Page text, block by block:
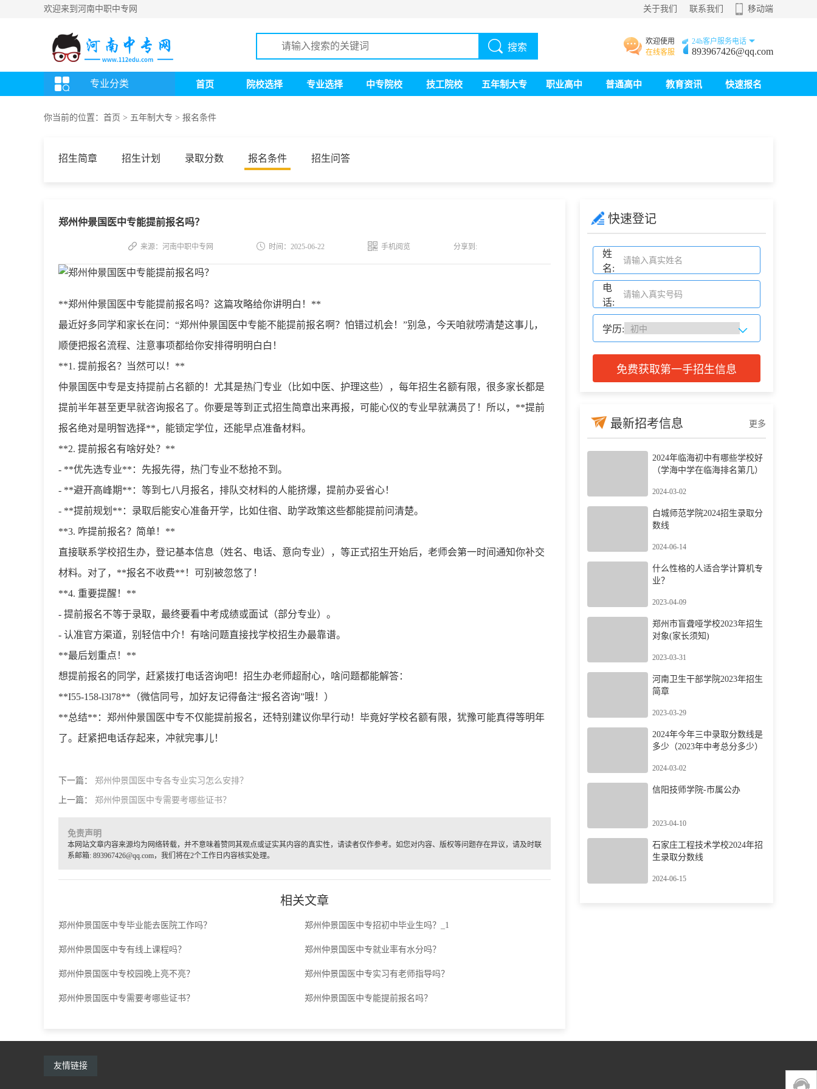
欢迎来到河南中职中专网 关于我们 联系我们 移动端
搜索
欢迎使用
在线客服
24h客户服务电话
893967426@qq.com
专业分类 首页 院校选择 专业选择 中专院校 技工院校 五年制大专 职业高中 普通高中 教育资讯 快速报名
你当前的位置： 首页 > 五年制大专 > 报名条件
招生简章 招生计划 录取分数 报名条件 招生问答
郑州仲景国医中专能提前报名吗？
来源：河南中职中专网 时间：2025-06-22 手机阅览 分享到:
**郑州仲景国医中专能提前报名吗？这篇攻略给你讲明白！**
最近好多同学和家长在问：“郑州仲景国医中专能不能提前报名啊？怕错过机会！”别急，今天咱就唠清楚这事儿，
顺便把报名流程、注意事项都给你安排得明明白白！
**1. 提前报名？当然可以！**
仲景国医中专是支持提前占名额的！尤其是热门专业（比如中医、护理这些），每年招生名额有限，很多家长都是
提前半年甚至更早就咨询报名了。你要是等到正式招生简章出来再报，可能心仪的专业早就满员了！所以，**提前
报名绝对是明智选择**，能锁定学位，还能早点准备材料。
**2. 提前报名有啥好处？**
- **优先选专业**：先报先得，热门专业不愁抢不到。
- **避开高峰期**：等到七八月报名，排队交材料的人能挤爆，提前办妥省心！
- **提前规划**：录取后能安心准备开学，比如住宿、助学政策这些都能提前问清楚。
**3. 咋提前报名？简单！**
直接联系学校招生办，登记基本信息（姓名、电话、意向专业），等正式招生开始后，老师会第一时间通知你补交
材料。对了，**报名不收费**！可别被忽悠了！
**4. 重要提醒！**
- 提前报名不等于录取，最终要看中考成绩或面试（部分专业）。
- 认准官方渠道，别轻信中介！有啥问题直接找学校招生办最靠谱。
**最后划重点！**
想提前报名的同学，赶紧拨打电话咨询吧！招生办老师超耐心，啥问题都能解答：
**I55-158-l3l78**（微信同号，加好友记得备注“报名咨询”哦！）
**总结**：郑州仲景国医中专不仅能提前报名，还特别建议你早行动！毕竟好学校名额有限，犹豫可能真得等明年
了。赶紧把电话存起来，冲就完事儿！
下一篇： 郑州仲景国医中专各专业实习怎么安排？
上一篇： 郑州仲景国医中专需要考哪些证书？
免责声明
本网站文章内容来源均为网络转载，并不意味着赞同其观点或证实其内容的真实性，请读者仅作参考。如您对内容、版权等问题存在异议，请及时联
系邮箱: 893967426@qq.com，我们将在2个工作日内容核实处理。
相关文章
郑州仲景国医中专毕业能去医院工作吗？ 郑州仲景国医中专招初中毕业生吗？_1
郑州仲景国医中专有线上课程吗？ 郑州仲景国医中专就业率有水分吗？
郑州仲景国医中专校园晚上亮不亮？ 郑州仲景国医中专实习有老师指导吗？
郑州仲景国医中专需要考哪些证书？ 郑州仲景国医中专能提前报名吗？
快速登记
姓
名:
电
话:
学历:
免费获取第一手招生信息
最新招考信息 更多
2024年临海初中有哪些学校好
（学海中学在临海排名第几）
2024-03-02
白城师范学院2024招生录取分
数线
2024-06-14
什么性格的人适合学计算机专
业？
2023-04-09
郑州市盲聋哑学校2023年招生
对象(家长须知)
2023-03-31
河南卫生干部学院2023年招生
简章
2023-03-29
2024年今年三中录取分数线是
多少（2023年中考总分多少）
2024-03-02
信阳技师学院-市属公办
2023-04-10
石家庄工程技术学校2024年招
生录取分数线
2024-06-15
友情链接